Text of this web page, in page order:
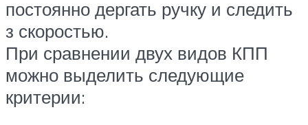
постоянно дергать ручку и следить
з скоростью.
При сравнении двух видов КПП
можно выделить следующие
критерии: